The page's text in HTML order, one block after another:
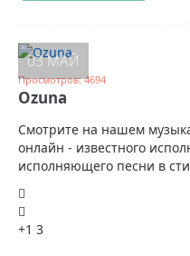
03 МАЙ
Просмотров: 4694
Ozuna
Смотрите на нашем
онлайн - известного
исполняющего песни в
+1 3